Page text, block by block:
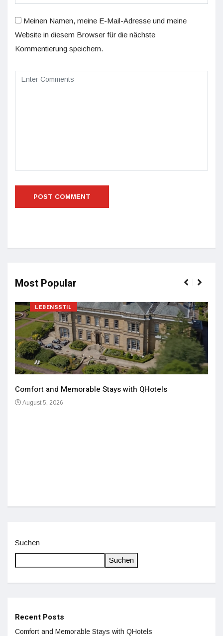
Meinen Namen, meine E-Mail-Adresse und meine
Website in diesem Browser für die nächste
Kommentierung speichern.
Most Popular
LEBENSSTIL
Comfort and Memorable Stays with QHotels
August 5, 2026
Suchen
Suchen
Recent Posts
Comfort and Memorable Stays with QHotels